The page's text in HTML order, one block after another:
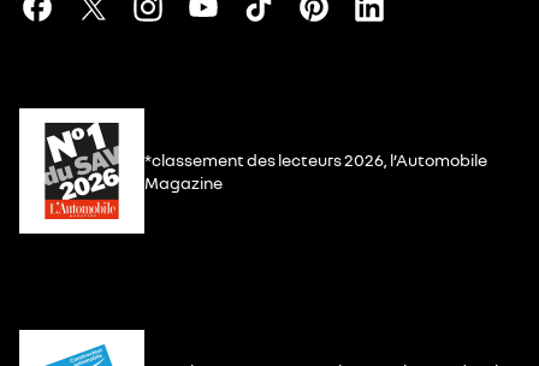
*classement des lecteurs 2026, l’Automobile
Magazine